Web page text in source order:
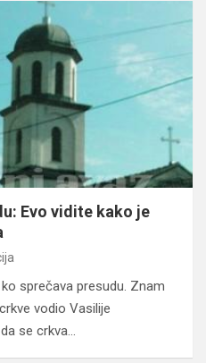
Evo vidite kako je
sprečava presudu. Znam
vodio Vasilije
se crkva…